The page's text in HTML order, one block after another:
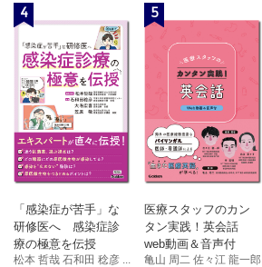
4
「感染症が苦手」な
研修医へ 感染症診
療の極意を伝授
松本 哲哉 石和田 稔彦 ...
5
医療スタッフのカン
タン実践！英会話
web動画＆音声付
亀山 周二 佐々江 龍一郎